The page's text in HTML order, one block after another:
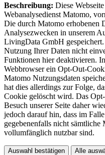
Beschreibung: Diese
Webanalysedienst Matomo,
Die durch Matomo erhobenen
Analysezwecken in unserem
LivingData GmbH
Nutzung Ihrer Daten nicht
Funktionen hier deaktivieren.
Webbrowser ein Opt-Out-
Matomo Nutzungsdaten
hat dies allerdings zur Folge,
Cookie gelöscht wird. Das
Besuch unserer Seite daher
jedoch darauf hin, dass im
gegebenenfalls nicht
vollumfänglich nutzbar sind.
Auswahl bestätigen Alle